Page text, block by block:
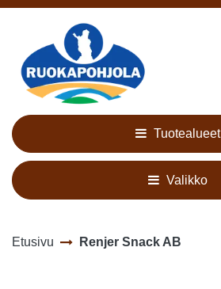
Siirry pääsisältöön
Tuotealueet
Valikko
Etusivu Renjer Snack AB